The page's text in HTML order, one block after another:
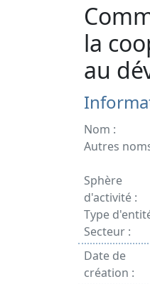
la
au
Nom :
Autres
Sphère
d'activité :
Type
Secteur :
Date de
création :